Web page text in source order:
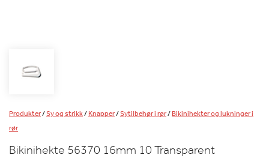
Produkter/Sy og strikk/Knapper/Sytilbehør i rør/Bikinihekter og lukninger i
rør
Bikinihekte 56370 16mm 10 Transparent